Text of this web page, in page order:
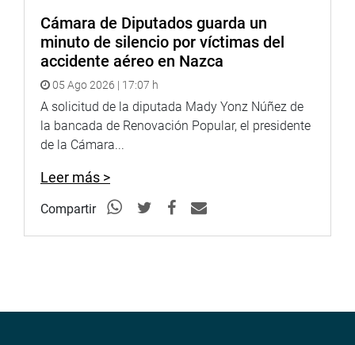
Cámara de Diputados guarda un
minuto de silencio por víctimas del
accidente aéreo en Nazca
05 Ago 2026 | 17:07 h
A solicitud de la diputada Mady Yonz Núñez de
la bancada de Renovación Popular, el presidente
de la Cámara...
Leer más >
Compartir